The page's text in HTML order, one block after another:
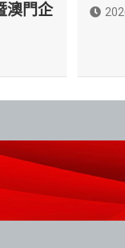
澳門企